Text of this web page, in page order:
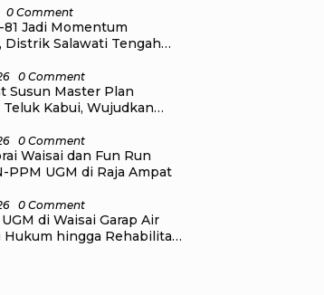
Barat Daya
0 Comment
81 Jadi Momentum
Distrik Salawati Tengah
0 Comment
Susun Master Plan
Kabui, Wujudkan
0 Comment
Waisai dan Fun Run
PPM UGM di Raja Ampat
0 Comment
di Waisai Garap Air
Hukum hingga Rehabilitasi